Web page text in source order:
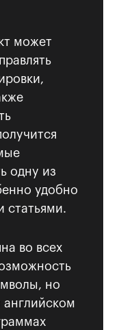
может
одну из
удобно
статьями.
во всех
но
английском